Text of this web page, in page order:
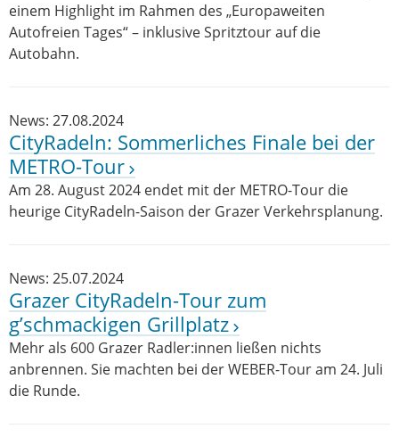
einem Highlight im Rahmen des „Europaweiten
Autofreien Tages“ – inklusive Spritztour auf die
Autobahn.
News: 27.08.2024
CityRadeln: Sommerliches Finale bei der
METRO-Tour
Am 28. August 2024 endet mit der METRO-Tour die
heurige CityRadeln-Saison der Grazer Verkehrsplanung.
News: 25.07.2024
Grazer CityRadeln-Tour zum
g’schmackigen Grillplatz
Mehr als 600 Grazer Radler:innen ließen nichts
anbrennen. Sie machten bei der WEBER-Tour am 24. Juli
die Runde.